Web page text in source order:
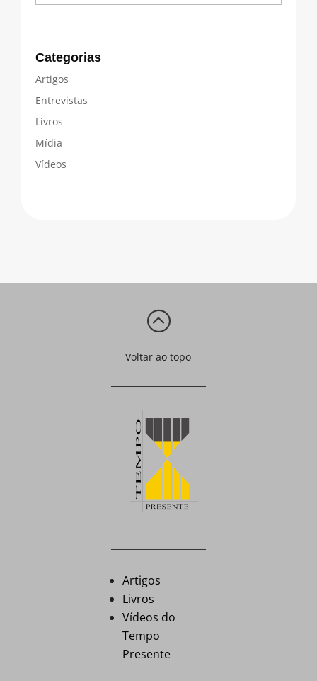
Categorias
Artigos
Entrevistas
Livros
Mídia
Vídeos
:
Voltar ao topo
Artigos
Livros
Vídeos do
Tempo
Presente